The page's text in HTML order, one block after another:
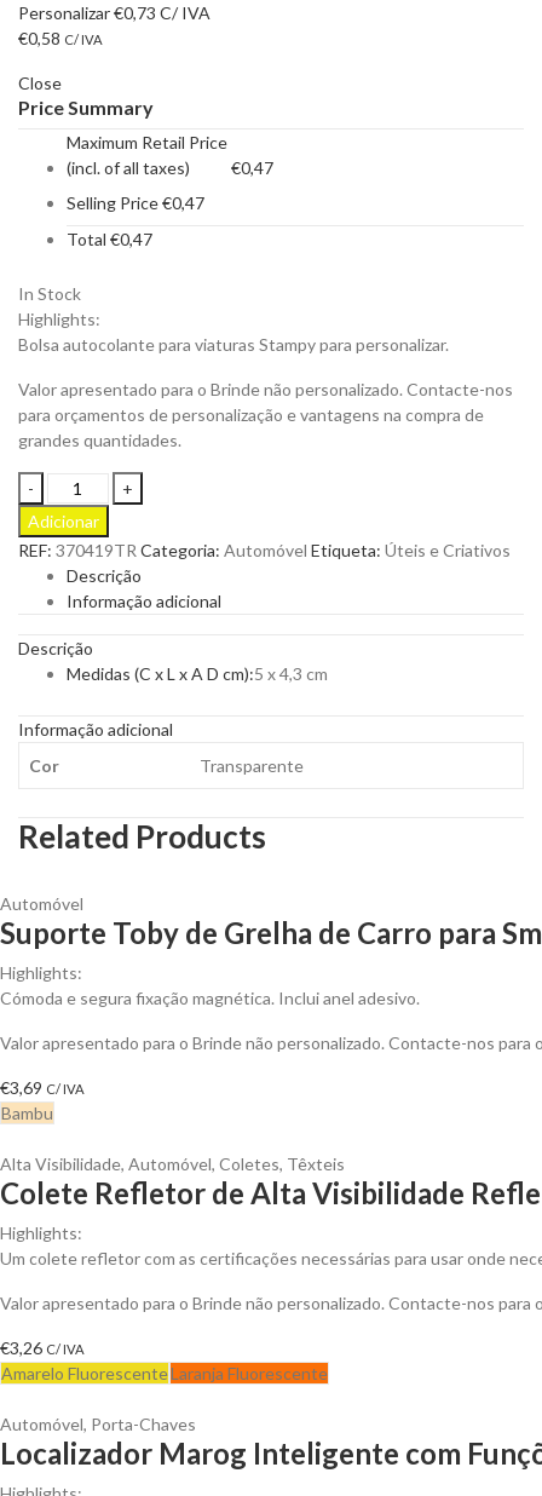
Personalizar€0,73 C/ IVA
€0,58 C/ IVA
Close
Price Summary
Maximum Retail Price
(incl. of all taxes)
€0,47
Selling Price€0,47
Total €0,47
In Stock
Highlights:
Bolsa autocolante para viaturas Stampy para personalizar.
Valor apresentado para o Brinde não personalizado. Contacte-nos
para orçamentos de personalização e vantagens na compra de
grandes quantidades.
Bolsa
Autocolante
Stampy
para
Personalizar
quantity
Adicionar
REF: 370419TR Categoria: Automóvel Etiqueta: Úteis e Criativos
Descrição
Informação adicional
Descrição
Medidas (C x L x A D cm):5 x 4,3 cm
Informação adicional
Cor
Transparente
Related Products
Automóvel
Suporte Toby de Grelha de Carro para
Highlights:
Cómoda e segura fixação magnética. Inclui anel adesivo.
Valor apresentado para o Brinde não personalizado. Contacte-nos
€3,69 C/ IVA
Bambu
Alta Visibilidade, Automóvel, Coletes, Têxteis
Colete Refletor de Alta Visibilidade
Highlights:
Um colete refletor com as certificações necessárias para usar onde
Valor apresentado para o Brinde não personalizado. Contacte-nos
€3,26 C/ IVA
Amarelo FluorescenteLaranja Fluorescente
Automóvel, Porta-Chaves
Localizador Marog Inteligente com